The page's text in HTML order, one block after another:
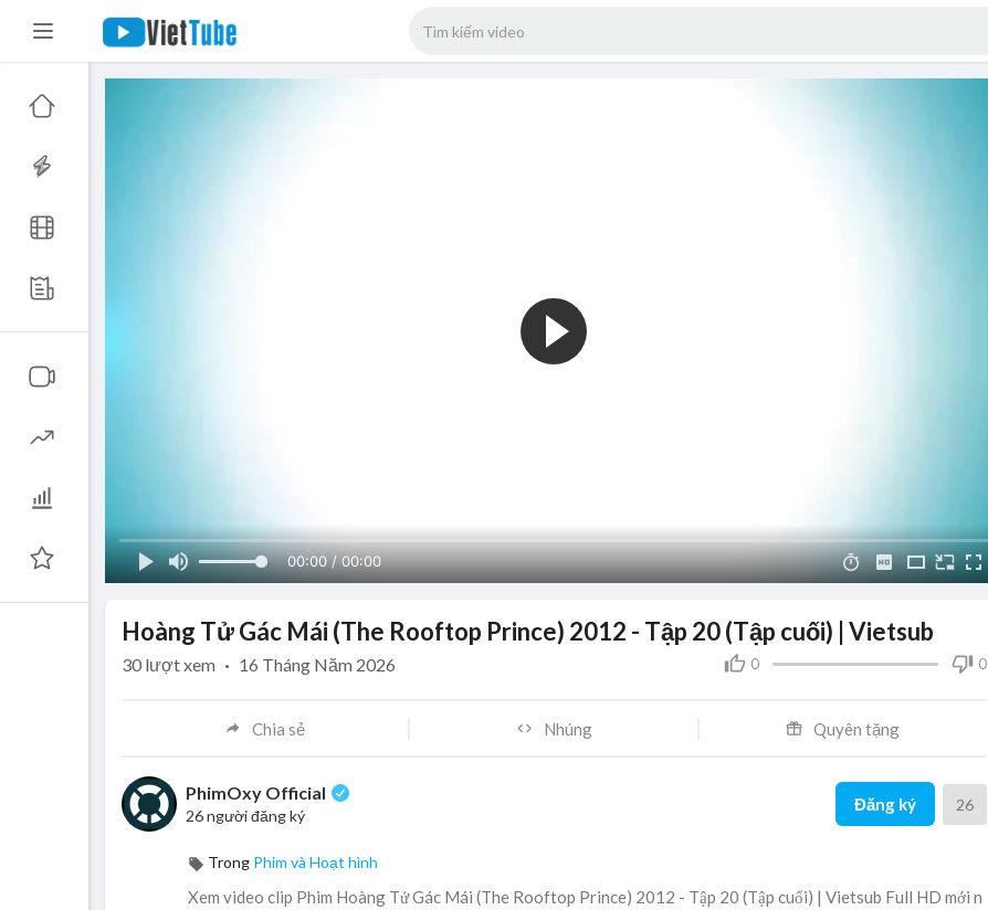
00:00 / 00:00
Hoàng Tử Gác Mái (The Rooftop Prince) 2012 - Tập 20 (Tập cuối) | Vietsub
0 0
30 lượt xem · 16 Tháng Năm 2026
Chia sẻ Nhúng Quyên tặng
PhimOxy Official
26 người đăng ký
Đăng ký 26
Trong Phim và Hoạt hình
Xem video clip Phim Hoàng Tử Gác Mái (The Rooftop Prince) 2012 - Tập 20 (Tập cuối) | Vietsub Full HD mới n